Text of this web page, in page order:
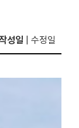
성일 수정일